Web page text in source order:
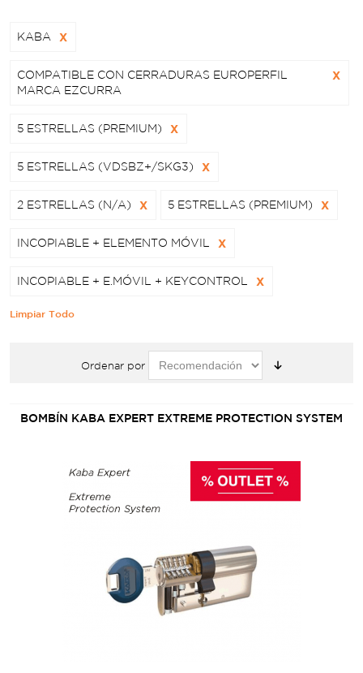
KABA X
COMPATIBLE CON CERRADURAS EUROPERFIL
MARCA EZCURRA
X
5 ESTRELLAS (PREMIUM) X
5 ESTRELLAS (VDSBZ+/SKG3) X
2 ESTRELLAS (N/A) X 5 ESTRELLAS (PREMIUM) X
INCOPIABLE + ELEMENTO MÓVIL X
INCOPIABLE + E.MÓVIL + KEYCONTROL X
Limpiar Todo
Ordenar por
BOMBÍN KABA EXPERT EXTREME PROTECTION SYSTEM